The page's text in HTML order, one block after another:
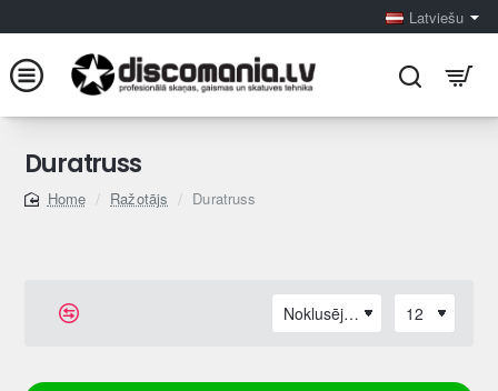
Latviešu
Duratruss
home
Ražotājs Duratruss